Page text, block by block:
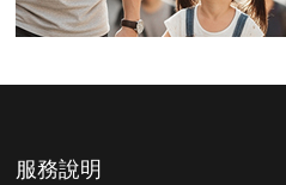
服務說明